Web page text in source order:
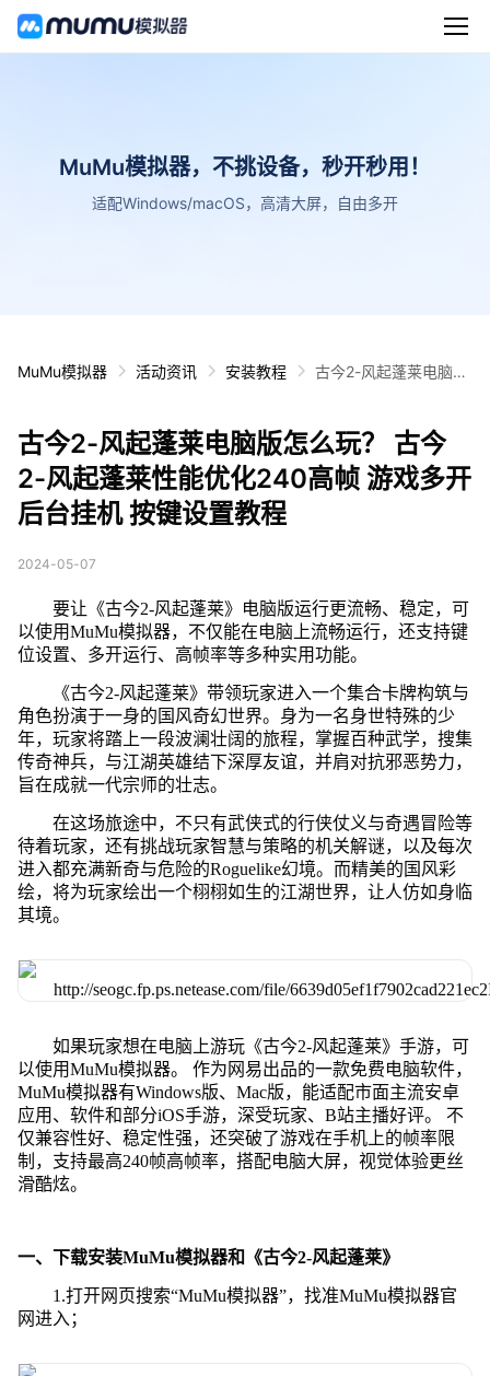
MuMu模拟器，不挑设备，秒开秒用！
适配Windows/macOS，高清大屏，自由多开
MuMu模拟器 活动资讯 安装教程
古今2-风起蓬莱电脑版
戏多开 后台挂机 按键
设置教程
古今2-风起蓬莱电脑版怎么玩？ 古今
2-风起蓬莱性能优化240高帧 游戏多开
后台挂机 按键设置教程
2024-05-07
要让《古今2-风起蓬莱》电脑版运行更流畅、稳定，可
以使用MuMu模拟器，不仅能在电脑上流畅运行，还支持键
位设置、多开运行、高帧率等多种实用功能。
《古今2-风起蓬莱》带领玩家进入一个集合卡牌构筑与
角色扮演于一身的国风奇幻世界。身为一名身世特殊的少
年，玩家将踏上一段波澜壮阔的旅程，掌握百种武学，搜集
传奇神兵，与江湖英雄结下深厚友谊，并肩对抗邪恶势力，
旨在成就一代宗师的壮志。
在这场旅途中，不只有武侠式的行侠仗义与奇遇冒险等
待着玩家，还有挑战玩家智慧与策略的机关解谜，以及每次
进入都充满新奇与危险的Roguelike幻境。而精美的国风彩
绘，将为玩家绘出一个栩栩如生的江湖世界，让人仿如身临
其境。
如果玩家想在电脑上游玩《古今2-风起蓬莱》手游，可
以使用MuMu模拟器。 作为网易出品的一款免费电脑软件，
MuMu模拟器有Windows版、Mac版，能适配市面主流安卓
应用、软件和部分iOS手游，深受玩家、B站主播好评。 不
仅兼容性好、稳定性强，还突破了游戏在手机上的帧率限
制，支持最高240帧高帧率，搭配电脑大屏，视觉体验更丝
滑酷炫。
一、下载安装MuMu模拟器和《古今2-风起蓬莱》
1.打开网页搜索“MuMu模拟器”，找准MuMu模拟器官
网进入；